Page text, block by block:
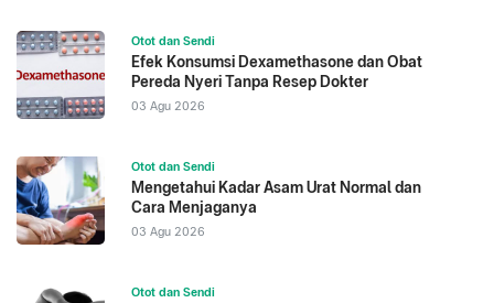
Otot dan Sendi
Efek Konsumsi Dexamethasone dan Obat
Pereda Nyeri Tanpa Resep Dokter
03 Agu 2026
Otot dan Sendi
Mengetahui Kadar Asam Urat Normal dan
Cara Menjaganya
03 Agu 2026
Otot dan Sendi